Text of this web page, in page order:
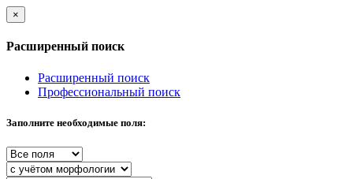
×
Расширенный поиск
Расширенный поиск
Профессиональный поиск
Заполните необходимые поля: